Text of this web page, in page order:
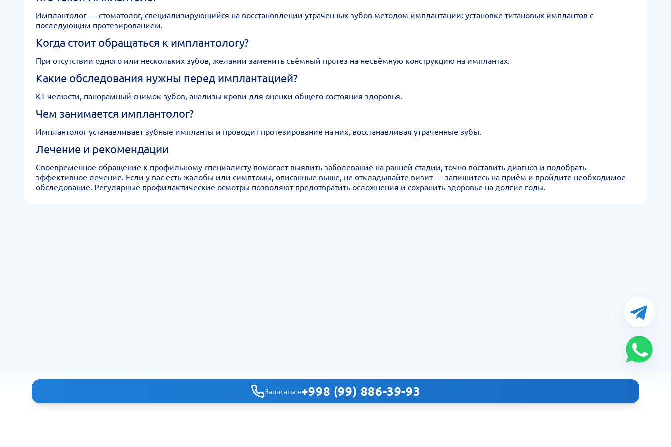
Записаться+998 (99) 886-39-93
Имплантолог — стоматолог, специализирующийся на восстановлении утраченных зубов методом имплантации: установке титановых имплантов с
последующим протезированием.
Когда стоит обращаться к имплантологу?
При отсутствии одного или нескольких зубов, желании заменить съёмный протез на несъёмную конструкцию на имплантах.
Какие обследования нужны перед имплантацией?
КТ челюсти, панорамный снимок зубов, анализы крови для оценки общего состояния здоровья.
Чем занимается имплантолог?
Имплантолог устанавливает зубные импланты и проводит протезирование на них, восстанавливая утраченные зубы.
Лечение и рекомендации
Своевременное обращение к профильному специалисту помогает выявить заболевание на ранней стадии, точно поставить диагноз и подобрать
эффективное лечение. Если у вас есть жалобы или симптомы, описанные выше, не откладывайте визит — запишитесь на приём и пройдите необходимое
обследование. Регулярные профилактические осмотры позволяют предотвратить осложнения и сохранить здоровье на долгие годы.